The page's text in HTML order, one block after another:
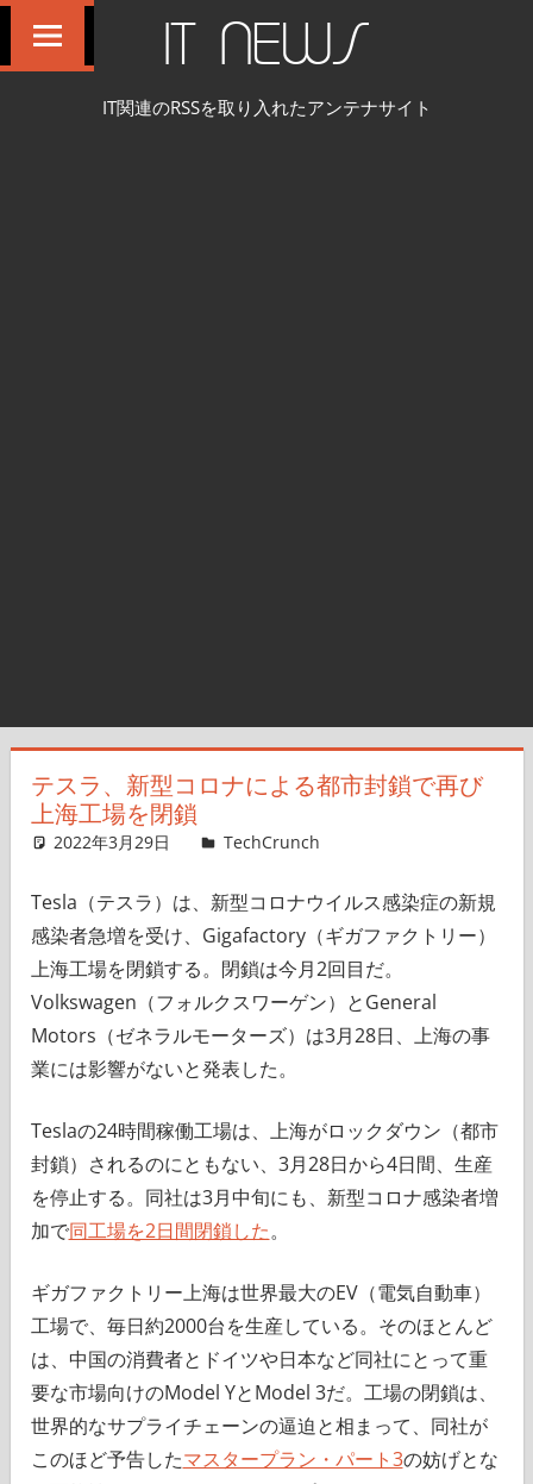
IT NEWS
IT関連のRSSを取り入れたアンテナサイト
テスラ、新型コロナによる都市封鎖で再び
上海工場を閉鎖
2022年3月29日 Jaclyn Trop,Nariko Mizoguchi
TechCrunch
Tesla（テスラ）は、新型コロナウイルス感染症の新規
感染者急増を受け、Gigafactory（ギガファクトリー）
上海工場を閉鎖する。閉鎖は今月2回目だ。
Volkswagen（フォルクスワーゲン）とGeneral
Motors（ゼネラルモーターズ）は3月28日、上海の事
業には影響がないと発表した。
Teslaの24時間稼働工場は、上海がロックダウン（都市
封鎖）されるのにともない、3月28日から4日間、生産
を停止する。同社は3月中旬にも、新型コロナ感染者増
加で同工場を2日間閉鎖した。
ギガファクトリー上海は世界最大のEV（電気自動車）
工場で、毎日約2000台を生産している。そのほとんど
は、中国の消費者とドイツや日本など同社にとって重
要な市場向けのModel YとModel 3だ。工場の閉鎖は、
世界的なサプライチェーンの逼迫と相まって、同社が
このほど予告したマスタープラン・パート3の妨げとな